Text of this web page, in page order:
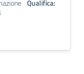
Qualifica: